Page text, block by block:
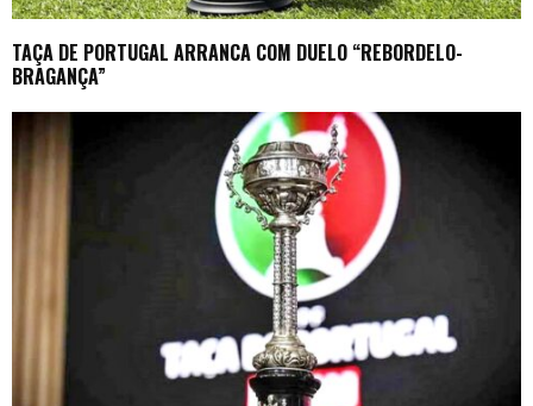
TAÇA DE PORTUGAL ARRANCA COM DUELO “REBORDELO-
BRAGANÇA”